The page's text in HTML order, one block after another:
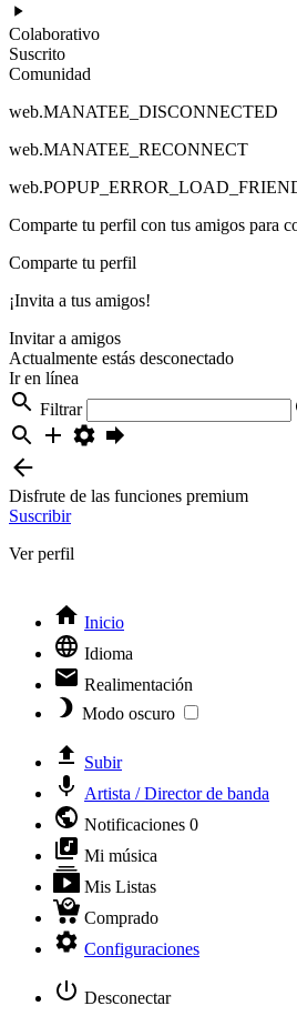
Colaborativo
Suscrito
Comunidad
web.MANATEE_DISCONNECTED
web.MANATEE_RECONNECT
Comparte tu perfil con tus amigos para
Comparte tu perfil
¡Invita a tus amigos!
Invitar a amigos
Actualmente estás desconectado
Ir en línea
Filtrar
Disfrute de las funciones premium
Suscribir
Ver perfil
Inicio
Idioma
Realimentación
Modo oscuro
Subir
Artista / Director de banda
Notificaciones 0
Mi música
Mis Listas
Comprado
Configuraciones
Desconectar